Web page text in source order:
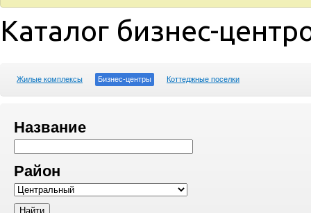
Каталог бизнес-
Жилые комплексы Бизнес-центры Коттеджные поселки
Название
Район